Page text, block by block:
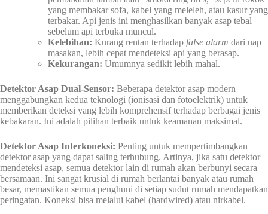
yang membakar sofa, kabel yang meleleh, atau kasur yang
terbakar. Api jenis ini menghasilkan banyak asap tebal
sebelum api terbuka muncul.
Kelebihan: Kurang rentan terhadap false alarm dari uap
masakan, lebih cepat mendeteksi api yang berasap.
Kekurangan: Umumnya sedikit lebih mahal.
Detektor Asap Dual-Sensor: Beberapa detektor asap modern
menggabungkan kedua teknologi (ionisasi dan fotoelektrik) untuk
memberikan deteksi yang lebih komprehensif terhadap berbagai jenis
kebakaran. Ini adalah pilihan terbaik untuk keamanan maksimal.
Detektor Asap Interkoneksi: Penting untuk mempertimbangkan
detektor asap yang dapat saling terhubung. Artinya, jika satu detektor
mendeteksi asap, semua detektor lain di rumah akan berbunyi secara
bersamaan. Ini sangat krusial di rumah berlantai banyak atau rumah
besar, memastikan semua penghuni di setiap sudut rumah mendapatkan
peringatan. Koneksi bisa melalui kabel (hardwired) atau nirkabel.